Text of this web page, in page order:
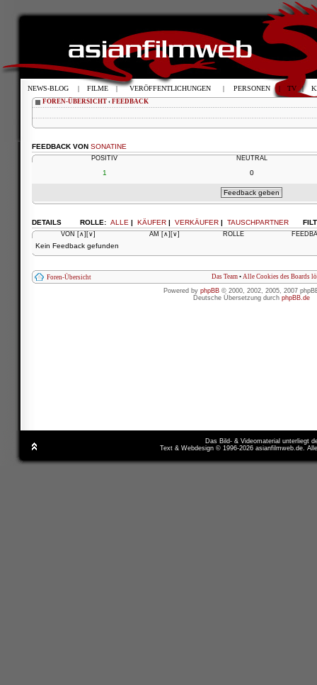
FOREN-ÜBERSICHT ‹ FEEDBACK
FEEDBACK VON SONATINE
POSITIV NEUTRAL
1 0
ROLLE: ALLE | KÄUFER | VERKÄUFER | TAUSCHPARTNER
DETAILS
VON [∧] [∨] AM [∧] [∨] ROLLE
Kein Feedback gefunden
Foren-Übersicht Das Team • Alle Cookies des Boards
Powered by phpBB © 2000, 2002, 2005, 2007
Deutsche Übersetzung durch phpBB.de
Das Bild- & Videomaterial unterliegt
Text & Webdesign © 1996-2026 asianfilmweb.de.
NEWS-BLOG | FILME | VERÖFFENTLICHUNGEN | PERSONEN | TV |